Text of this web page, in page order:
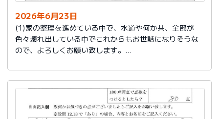
2026年6月23日
(1)家の整理を進めている中で、水道や何か共、全部が
色々壊れ出している中でこれからもお世話になりそうな
ので、よろしくお願い致します。
集長さんにもよろしく…